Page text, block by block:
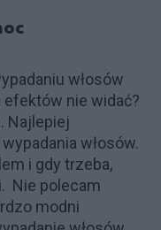
włosów
nie widać?
Najlepiej
włosów.
i gdy trzeba,
Nie polecam
modni